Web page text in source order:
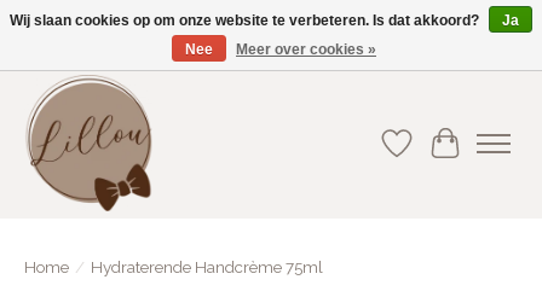
Gratis verzending vanaf €75(BE) en €100(NL)
Verlanglijst
Home / Hydraterende Handcrème 75ml
Wij slaan cookies op om onze website te verbeteren. Is dat akkoord?
Ja
Nee
Meer over cookies »